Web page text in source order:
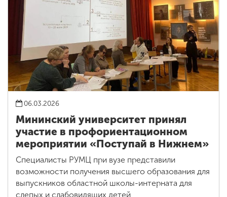
06.03.2026
Мининский университет принял
участие в профориентационном
мероприятии «Поступай в Нижнем»
Специалисты РУМЦ при вузе представили
возможности получения высшего образования для
выпускников областной школы-интерната для
слепых и слабовидящих детей